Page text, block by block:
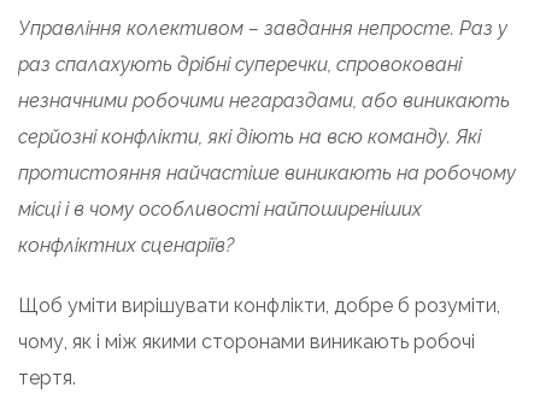
Управління колективом – завдання непросте. Раз у
раз спалахують дрібні суперечки, спровоковані
незначними робочими негараздами, або виникають
серйозні конфлікти, які діють на всю команду. Які
протистояння найчастіше виникають на робочому
місці і в чому особливості найпоширеніших
конфліктних сценаріїв?
Щоб уміти вирішувати конфлікти, добре б розуміти,
чому, як і між якими сторонами виникають робочі
тертя.